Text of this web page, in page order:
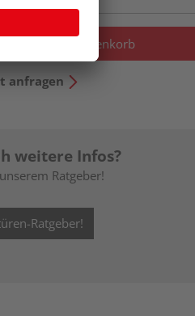
In den Warenkorb
anfragen
weitere Infos?
Ratgeber!
Ratgeber!